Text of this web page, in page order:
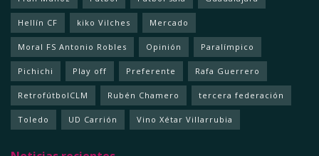
Hellín CF kiko Vilches Mercado
Moral FS Antonio Robles Opinión Paralímpico
Pichichi Play off Preferente Rafa Guerrero
RetrofútbolCLM Rubén Chamero tercera federación
Toledo UD Carrión Vino Xétar Villarrubia